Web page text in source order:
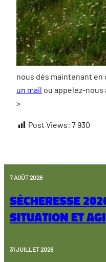
nous dès maintenant en
un mail ou appelez-nous
>
Post Views: 7 930
7 AOÛT 2026
Sécheresse
situation et
31 JUILLET 2026